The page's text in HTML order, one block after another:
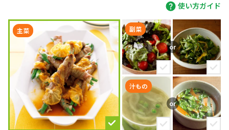
使い方ガイド
主菜 副菜
汁もの